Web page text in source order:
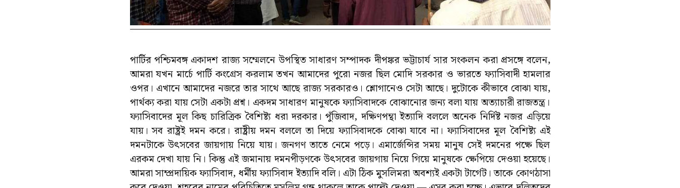
পার্টির পশ্চিমবঙ্গ একাদশ রাজ্য সম্মেলনে উপস্থিত সাধারণ সম্পাদক দীপঙ্কর ভট্টাচার্য সার সংকলন করা প্রসঙ্গে বলেন,
আমরা যখন মার্চে পার্টি কংগ্রেস করলাম তখন আমাদের পুরো নজর ছিল মোদি সরকার ও ভারতে ফ্যাসিবাদী হামলার
ওপর। এখানে আমাদের নজরে তার সাথে আছে রাজ্য সরকারও। শ্লোগানেও সেটা আছে। দুটোকে কীভাবে বোঝা যায়,
পার্থক্য করা যায় সেটা একটা প্রশ্ন। একদম সাধারণ মানুষকে ফ্যাসিবাদকে বোঝানোর জন্য বলা যায় অত্যাচারী রাজতন্ত্র।
ফ্যাসিবাদের মূল কিছ চারিত্রিক বৈশিষ্ট্য ধরা দরকার। পুঁজিবাদ, দক্ষিণপন্থা ইত্যাদি বললে অনেক নির্দিষ্ট নজর এড়িয়ে
যায়। সব রাষ্ট্রই দমন করে। রাষ্ট্রীয় দমন বললে তা দিয়ে ফ্যাসিবাদকে বোঝা যাবে না। ফ্যাসিবাদের মূল বৈশিষ্ট্য এই
দমনটাকে উৎসবের জায়গায় নিয়ে যায়। জনগণ তাতে নেমে পড়ে। এমার্জেন্সির সময় মানুষ সেই দমনের পক্ষে ছিল
এরকম দেখা যায় নি। কিন্তু এই জমানায় দমনপীড়ণকে উৎসবের জায়গায় নিয়ে গিয়ে মানুষকে ক্ষেপিয়ে দেওয়া হয়েছে।
আমরা সাম্প্রদায়িক ফ্যাসিবাদ, ধর্মীয় ফ্যাসিবাদ ইত্যাদি বলি। এটা ঠিক মুসলিমরা অবশ্যই একটা টার্গেট। তাকে কোণঠাসা